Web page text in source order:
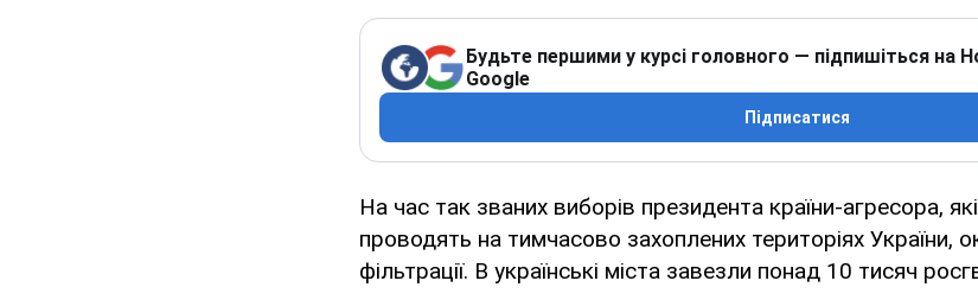
Будьте першими у курсі головного — підпишіться на
Google
Підписатися
На час так званих виборів президента країни-агресора,
проводять на тимчасово захоплених територіях України,
фільтрації. В українські міста завезли понад 10 тисяч